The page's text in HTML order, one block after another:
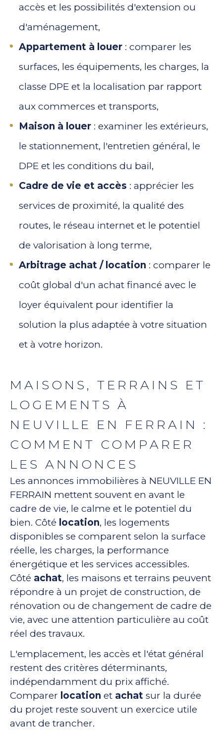
accès et les possibilités d'extension ou
d'aménagement,
Appartement à louer : comparer les
surfaces, les équipements, les charges, la
classe DPE et la localisation par rapport
aux commerces et transports,
Maison à louer : examiner les extérieurs,
le stationnement, l'entretien général, le
DPE et les conditions du bail,
Cadre de vie et accès : apprécier les
services de proximité, la qualité des
routes, le réseau internet et le potentiel
de valorisation à long terme,
Arbitrage achat / location : comparer le
coût global d'un achat financé avec le
loyer équivalent pour identifier la
solution la plus adaptée à votre situation
et à votre horizon.
MAISONS, TERRAINS ET
LOGEMENTS À
NEUVILLE EN FERRAIN :
COMMENT COMPARER
LES ANNONCES
Les annonces immobilières à NEUVILLE EN
FERRAIN mettent souvent en avant le
cadre de vie, le calme et le potentiel du
bien. Côté location, les logements
disponibles se comparent selon la surface
réelle, les charges, la performance
énergétique et les services accessibles.
Côté achat, les maisons et terrains peuvent
répondre à un projet de construction, de
rénovation ou de changement de cadre de
vie, avec une attention particulière au coût
réel des travaux.
L'emplacement, les accès et l'état général
restent des critères déterminants,
indépendamment du prix affiché.
Comparer location et achat sur la durée
du projet reste souvent un exercice utile
avant de trancher.